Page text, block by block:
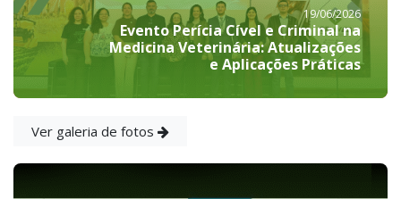
19/06/2026
Evento Perícia Cível e Criminal na
Medicina Veterinária: Atualizações
e Aplicações Práticas
Ver galeria de fotos